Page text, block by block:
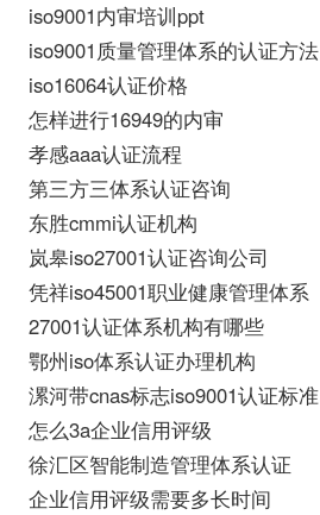
iso9001内审培训ppt
iso9001质量管理体系的认证方法
iso16064认证价格
怎样进行16949的内审
孝感aaa认证流程
第三方三体系认证咨询
东胜cmmi认证机构
岚皋iso27001认证咨询公司
凭祥iso45001职业健康管理体系
27001认证体系机构有哪些
鄂州iso体系认证办理机构
漯河带cnas标志iso9001认证标准
怎么3a企业信用评级
徐汇区智能制造管理体系认证
企业信用评级需要多长时间